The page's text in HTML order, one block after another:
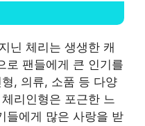
닌 체리는 생생한 캐
로 팬들에게 큰 인기를
, 의류, 소품 등 다양
리인형은 포근한 느
들에게 많은 사랑을 받